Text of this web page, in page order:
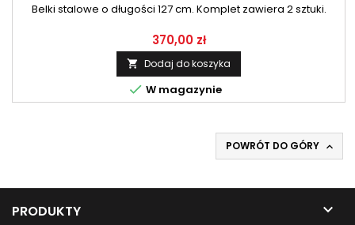
Belki stalowe o długości 127 cm. Komplet zawiera 2 sztuki.
370,00 zł
 Dodaj do koszyka
 W magazynie
POWRÓT DO GÓRY 
PRODUKTY 